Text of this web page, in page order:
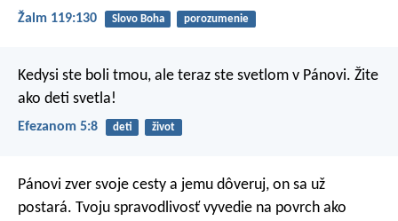
Žalm 119:130 Slovo Boha porozumenie
Kedysi ste boli tmou, ale teraz ste svetlom v Pánovi. Žite
ako deti svetla!
Efezanom 5:8 deti život
Pánovi zver svoje cesty a jemu dôveruj, on sa už
postará. Tvoju spravodlivosť vyvedie na povrch ako